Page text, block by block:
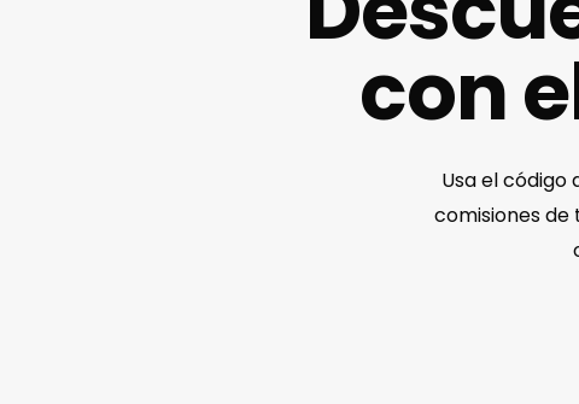
con
Usa el código
comisiones de